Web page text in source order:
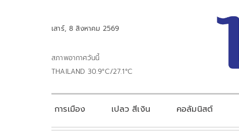
เสาร์, 8 สิงหาคม 2569
สภาพอากาศวันนี้
THAILAND 30.9°C/27.1°C
การเมือง เปลว สีเงิน คอลัมนิสต์